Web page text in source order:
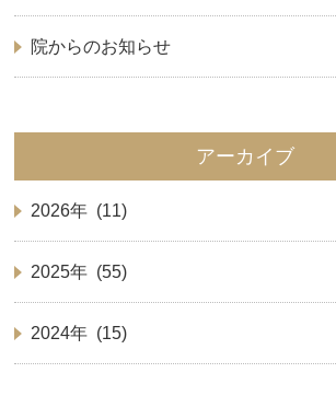
院からのお知らせ
アーカイブ
2026年 (11)
2025年 (55)
2024年 (15)